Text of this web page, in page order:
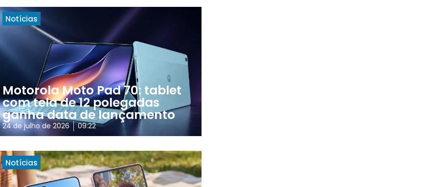
Notícias
Motorola Moto Pad 70: tablet
com tela de 12 polegadas
ganha data de lançamento
24 de julho de 2026 09:22
Notícias